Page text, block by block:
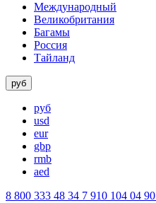
Международный
Великобритания
Багамы
Россия
Тайланд
руб
руб
usd
eur
gbp
rmb
aed
8 800 333 48 34 7 910 104 04 90